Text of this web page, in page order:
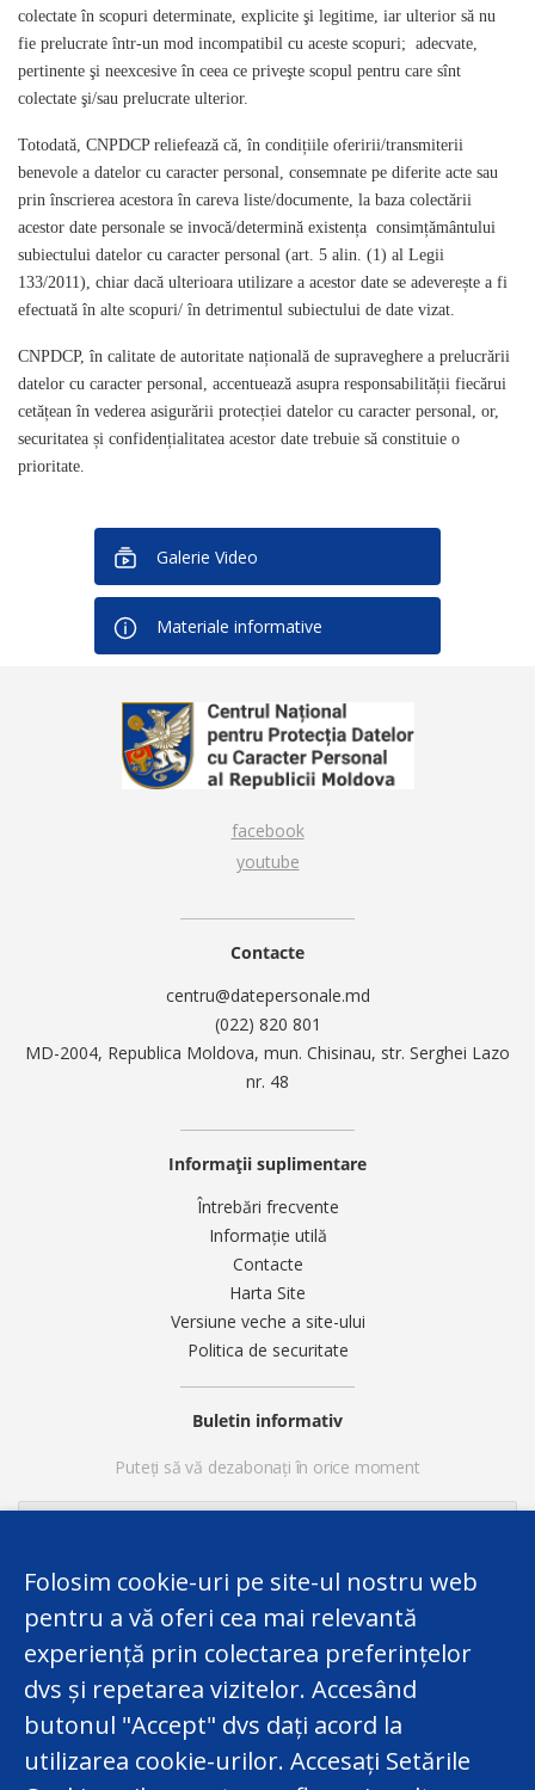
colectate în scopuri determinate, explicite şi legitime, iar ulterior să nu
fie prelucrate într-un mod incompatibil cu aceste scopuri; adecvate,
pertinente şi neexcesive în ceea ce priveşte scopul pentru care sînt
colectate şi/sau prelucrate ulterior.
Totodată, CNPDCP reliefează că, în condițiile oferirii/transmiterii
benevole a datelor cu caracter personal, consemnate pe diferite acte sau
prin înscrierea acestora în careva liste/documente, la baza colectării
acestor date personale se invocă/determină existența consimțământului
subiectului datelor cu caracter personal (art. 5 alin. (1) al Legii
133/2011), chiar dacă ulterioara utilizare a acestor date se adeverește a fi
efectuată în alte scopuri/ în detrimentul subiectului de date vizat.
CNPDCP, în calitate de autoritate națională de supraveghere a prelucrării
datelor cu caracter personal, accentuează asupra responsabilității fiecărui
cetățean în vederea asigurării protecției datelor cu caracter personal, or,
securitatea și confidențialitatea acestor date trebuie să constituie o
prioritate.
Galerie Video
Materiale informative
facebook
youtube
Contacte
centru@datepersonale.md
(022) 820 801
MD-2004, Republica Moldova, mun. Chisinau, str. Serghei Lazo
nr. 48
Informații suplimentare
Întrebări frecvente
Informație utilă
Contacte
Harta Site
Versiune veche a site-ului
Politica de securitate
Buletin informativ
Puteți să vă dezabonați în orice moment
Acest website a fost elaborat în cadrul Proiectului
Folosim cookie-uri pe site-ul nostru web
pentru a vă oferi cea mai relevantă
experiență prin colectarea preferințelor
dvs și repetarea vizitelor. Accesând
butonul "Accept" dvs dați acord la
utilizarea cookie-urilor. Accesați Setările